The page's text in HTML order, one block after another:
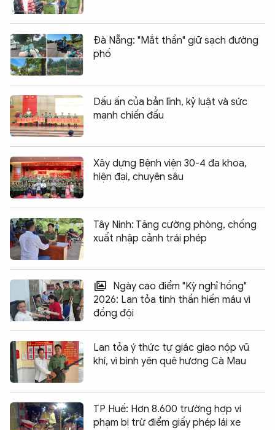
Đà Nẵng: "Mắt thần" giữ sạch đường
phố
Dấu ấn của bản lĩnh, kỷ luật và sức
mạnh chiến đấu
Xây dựng Bệnh viện 30-4 đa khoa,
hiện đại, chuyên sâu
Tây Ninh: Tăng cường phòng, chống
xuất nhập cảnh trái phép
Ngày cao điểm "Kỳ nghỉ hồng"
2026: Lan tỏa tinh thần hiến máu vì
đồng đội
Lan tỏa ý thức tự giác giao nộp vũ
khí, vì bình yên quê hương Cà Mau
TP Huế: Hơn 8.600 trường hợp vi
phạm bị trừ điểm giấy phép lái xe